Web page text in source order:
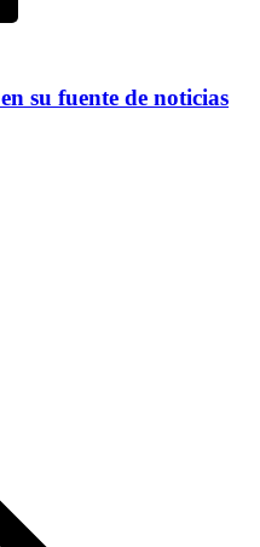
en su fuente de noticias